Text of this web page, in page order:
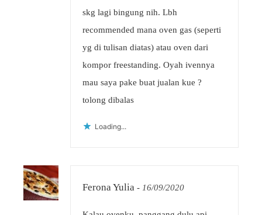
skg lagi bingung nih. Lbh
recommended mana oven gas (seperti
yg di tulisan diatas) atau oven dari
kompor freestanding. Oyah ivennya
mau saya pake buat jualan kue ?
tolong dibalas
Loading...
Ferona Yulia - 16/09/2020